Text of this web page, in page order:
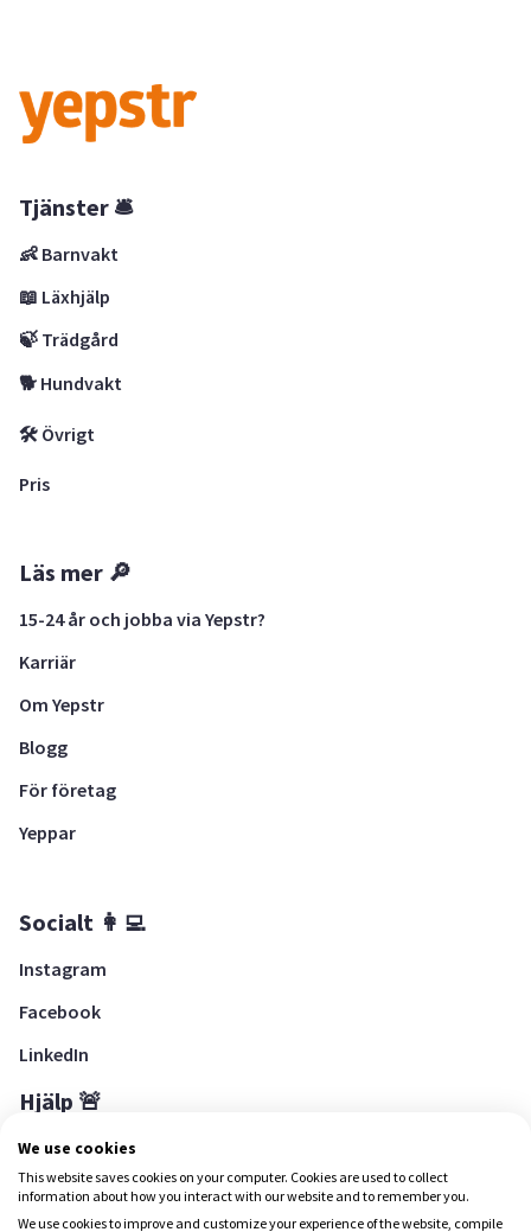
Tjänster 🛎
👶 Barnvakt
📖 Läxhjälp
🍃 Trädgård
🐕 Hundvakt
🛠 Övrigt
Pris
Läs mer 🔎
15-24 år och jobba via Yepstr?
Karriär
Om Yepstr
Blogg
För företag
Yeppar
Socialt 👩‍💻
Instagram
Facebook
LinkedIn
Hjälp 🚨
Hjälpcenter
We use cookies
This website saves cookies on your computer. Cookies are used to collect
information about how you interact with our website and to remember you.
We use cookies to improve and customize your experience of the website, compile